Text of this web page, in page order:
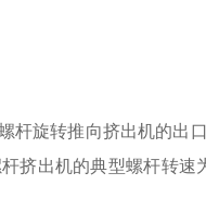
杆旋转推向挤出机的出
挤出机的典型螺杆转速